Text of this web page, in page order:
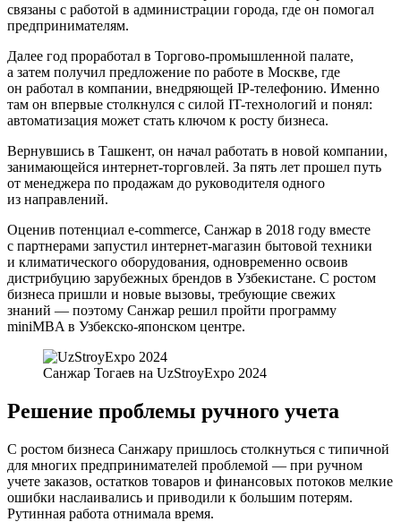
связаны с работой в администрации города, где он помогал
предпринимателям.
Далее год проработал в Торгово-промышленной палате,
а затем получил предложение по работе в Москве, где
он работал в компании, внедряющей IP-телефонию. Именно
там он впервые столкнулся с силой IT-технологий и понял:
автоматизация может стать ключом к росту бизнеса.
Вернувшись в Ташкент, он начал работать в новой компании,
занимающейся интернет-торговлей. За пять лет прошел путь
от менеджера по продажам до руководителя одного
из направлений.
Оценив потенциал e-commerce, Санжар в 2018 году вместе
с партнерами запустил интернет-магазин бытовой техники
и климатического оборудования, одновременно освоив
дистрибуцию зарубежных брендов в Узбекистане. С ростом
бизнеса пришли и новые вызовы, требующие свежих
знаний — поэтому Санжар решил пройти программу
miniMBA в Узбекско-японском центре.
Санжар Тогаев на UzStroyExpo 2024
Решение проблемы ручного учета
С ростом бизнеса Санжару пришлось столкнуться с типичной
для многих предпринимателей проблемой — при ручном
учете заказов, остатков товаров и финансовых потоков мелкие
ошибки наслаивались и приводили к большим потерям.
Рутинная работа отнимала время.